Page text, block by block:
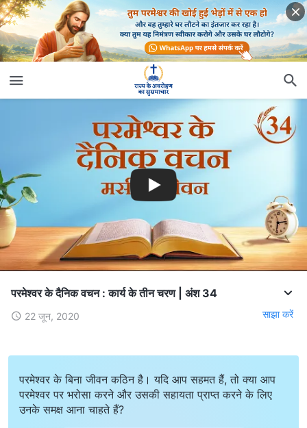
परमेश्वर के दैनिक वचन : कार्य के तीन चरण | अंश 34
22 जून, 2020 साझा करें
परमेश्वर के बिना जीवन कठिन है। यदि आप सहमत हैं, तो क्या आप
परमेश्वर पर भरोसा करने और उसकी सहायता प्राप्त करने के लिए
उनके समक्ष आना चाहते हैं?